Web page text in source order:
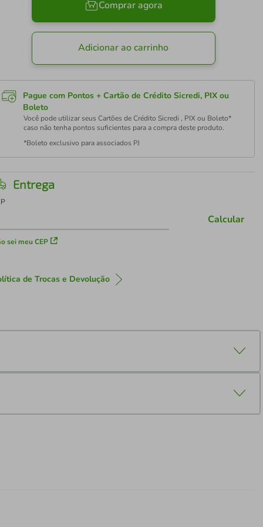
Comprar agora
Adicionar ao carrinho
Pague com Pontos + Cartão de Crédito Sicredi, PIX ou
Boleto
Você pode utilizar seus Cartões de Crédito Sicredi , PIX ou Boleto*
caso não tenha pontos suficientes para a compra deste produto.
*Boleto exclusivo para associados PJ
Entrega
sei meu CEP
Calcular
de Trocas e Devolução